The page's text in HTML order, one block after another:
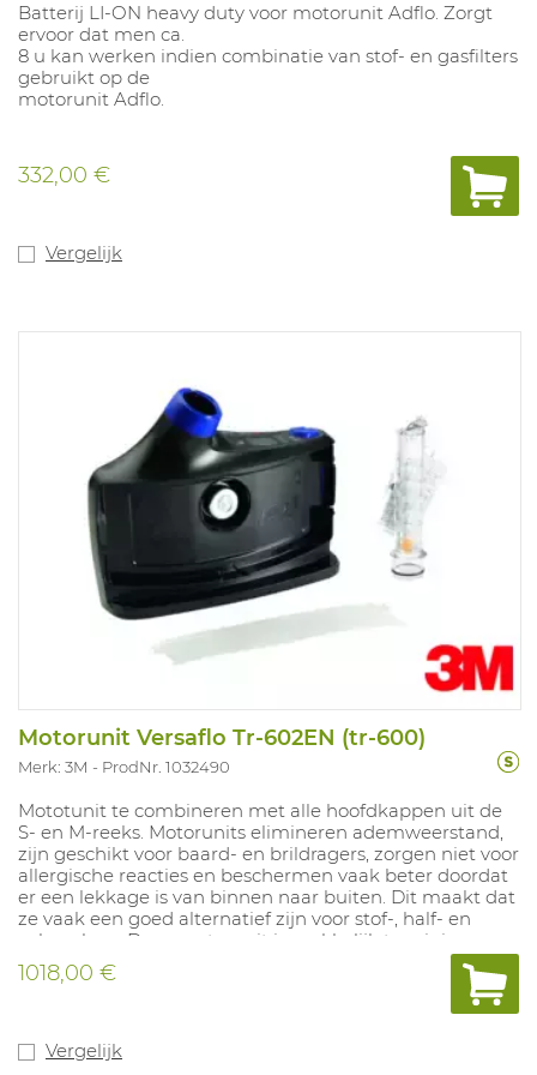
Batterij LI-ON heavy duty voor motorunit Adflo. Zorgt
ervoor dat men ca.
8 u kan werken indien combinatie van stof- en gasfilters
gebruikt op de
motorunit Adflo.
332,00 €
Vergelijk
Motorunit Versaflo Tr-602EN (tr-600)
Merk: 3M ProdNr. 1032490
Mototunit te combineren met alle hoofdkappen uit de
S- en M-reeks. Motorunits elimineren ademweerstand,
zijn geschikt voor baard- en brildragers, zorgen niet voor
allergische reacties en beschermen vaak beter doordat
er een lekkage is van binnen naar buiten. Dit maakt dat
ze vaak een goed alternatief zijn voor stof-, half- en
volmaskers. Deze motorunit is makkelijk te reinigen
door het de vlakke oppervlakken. Maakt gebruik van
zowel stof- en/of gasfilters. Toestel voorzien van een laag
debiet alarm. Niet voor besloten ruimten. Batterij, lader,
apart te bestellen. Debiet: 170-220 L/min. Gewicht: 670
1018,00 €
Vergelijk